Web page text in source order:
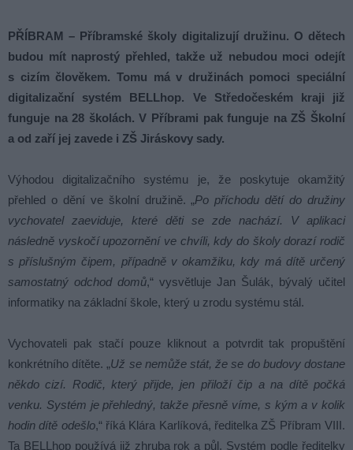
PŘÍBRAM – Příbramské školy digitalizují družinu. O dětech
budou mít naprostý přehled, takže už nebudou moci odejít
s cizím člověkem. Tomu má v družinách pomoci speciální
digitalizační systém BELLhop. Ve Středočeském kraji již
funguje na 28 školách. V Příbrami pak funguje na ZŠ Školní
a od zaří jej zavede i ZŠ Jiráskovy sady.
Výhodou digitalizačního systému je, že poskytuje okamžitý
přehled o dění ve školní družině. „Po příchodu dětí do družiny
vychovatel zaeviduje, které děti se zde nachází. V aplikaci
následně vyskočí upozornění ve chvíli, kdy do školy dorazí rodič
s příslušným čipem, případně v okamžiku, kdy má dítě určený
samostatný odchod domů,“ vysvětluje Jan Šulák, bývalý učitel
informatiky na základní škole, který u zrodu systému stál.
Vychovateli pak stačí pouze kliknout a potvrdit tak propuštění
konkrétního dítěte. „Už se nemůže stát, že se do budovy dostane
někdo cizí. Rodič, který přijde, jen přiloží čip a na dítě počká
venku. Systém je přehledný, takže přesně víme, s kým a v kolik
hodin dítě odešlo,“ říká Klára Karlíková, ředitelka ZŠ Příbram VIII.
Ta BELLhop používá již zhruba rok a půl. Systém podle ředitelky